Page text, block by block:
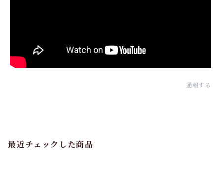
通報する
最近チェックした商品